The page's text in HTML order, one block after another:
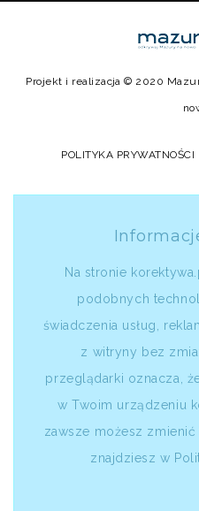
Projekt i realizacja © 2020
POLITYKA PRYWATNOŚCI
Na stronie
podobnych
świadczenia usług,
z witryny bez
przeglądarki oznacza,
w Twoim urządzeniu
zawsze możesz zmienić
znajdziesz w